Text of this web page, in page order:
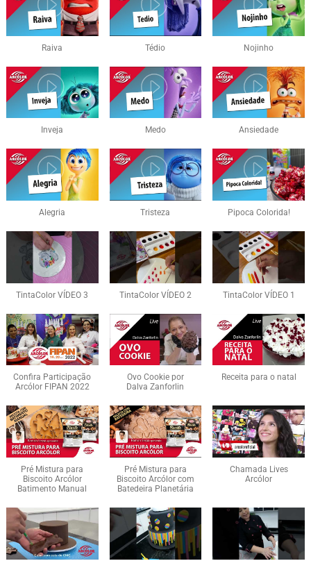
Raiva Tédio Nojinho
Inveja Medo Ansiedade
Alegria Tristeza Pipoca Colorida!
TintaColor VÍDEO 3 TintaColor VÍDEO 2 TintaColor VÍDEO 1
Confira Participação
Arcólor FIPAN 2022
Ovo Cookie por
Dalva Zanforlin
Receita para o natal
Pré Mistura para
Biscoito Arcólor
Batimento Manual
Pré Mistura para
Biscoito Arcólor com
Batedeira Planetária
Chamada Lives
Arcólor